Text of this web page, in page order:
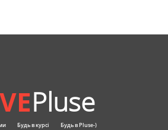
Pluse
Будь в курсі Будь в Pluse-)